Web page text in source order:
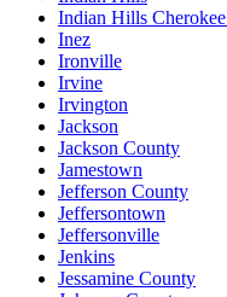
Indian Hills
Inez
Ironville
Irvine
Irvington
Jackson
Jackson County
Jamestown
Jefferson County
Jeffersontown
Jeffersonville
Jenkins
Jessamine County